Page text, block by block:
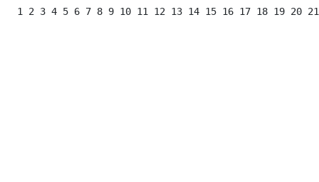
1 2 3 4 5 6 7 8 9 10 11 12 13 14 15 16 17 18 19 20